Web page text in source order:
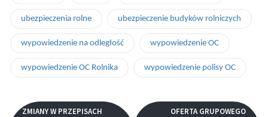
ubezpieczenia rolne ubezpieczenie budyków rolniczych
wypowiedzenie na odległość wypowiedzenie OC
wypowiedzenie OC Rolnika wypowiedzenie polisy OC
ZMIANY W PRZEPISACH
OFERTA GRUPOWEGO